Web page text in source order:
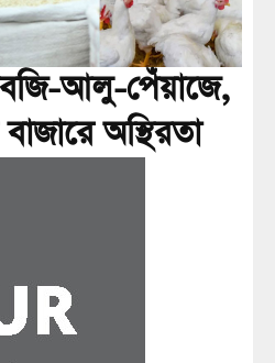
আলু-পেঁয়াজে,
অস্থিরতা